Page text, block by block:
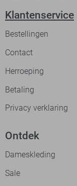
Klantenservice
Bestellingen
Contact
Herroeping
Betaling
Privacy verklaring
Ontdek
Dameskleding
Sale